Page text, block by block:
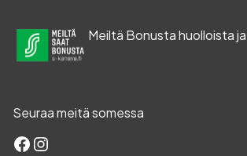
Meiltä Bonusta huolloista
Seuraa meitä somessa
Facebook
Instagram